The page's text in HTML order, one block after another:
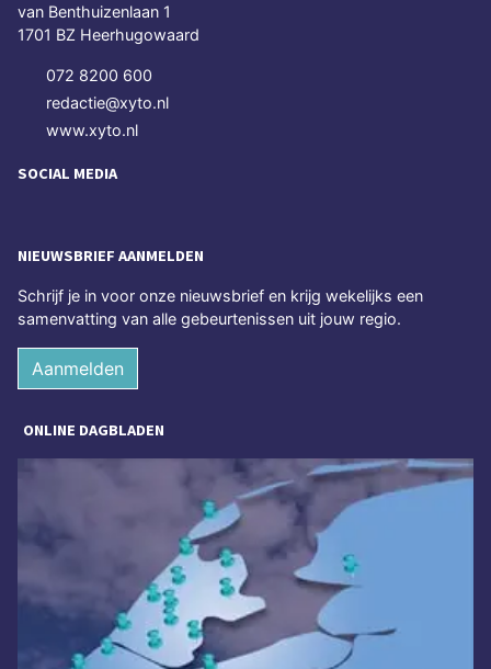
van Benthuizenlaan 1
1701 BZ Heerhugowaard
072 8200 600
redactie@xyto.nl
www.xyto.nl
SOCIAL MEDIA
NIEUWSBRIEF AANMELDEN
Schrijf je in voor onze nieuwsbrief en krijg wekelijks een
samenvatting van alle gebeurtenissen uit jouw regio.
Aanmelden
ONLINE DAGBLADEN